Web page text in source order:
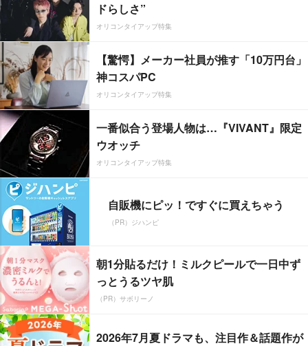
ドらしさ”
オリコンタイアップ特集
【驚愕】メーカー社員が推す「10万円台」
神コスパPC
オリコンタイアップ特集
一番似合う登場人物は…『VIVANT』限定
ウオッチ
オリコンタイアップ特集
自販機にピッ！ですぐに買えちゃう
（PR）ジハンピ
朝1分貼るだけ！ミルクピールで一日中ず
っとうるツヤ肌
（PR）サボリーノ
2026年7月夏ドラマも、注目作＆話題作が